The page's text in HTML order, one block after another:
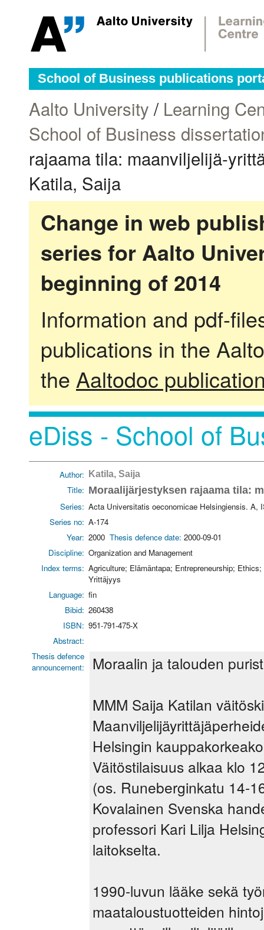
School of Business publications
Aalto University / Learning
School of Business
rajaama tila: maanviljelijä-
Katila, Saija
Change in web
series for Aalto
beginning of 2014
Information and pdf-
publications in the
the Aaltodoc
eDiss - School of
Author: Katila, Saija
Title: Moraalijärjestyksen rajaama tila:
Series: Acta Universitatis oeconomicae Helsingiensis. A,
Series no: A-174
Year: 2000 Thesis defence date: 2000-09-01
Discipline: Organization and Management
Index terms: Agriculture; Elämäntapa; Entrepreneurship;
Yrittäjyys
Language: fin
Bibid: 260438
ISBN: 951-791-475-X
Abstract:
Thesis defence
announcement:
Moraalin ja talouden
MMM Saija Katilan
Helsingin
Väitöstilaisuus alkaa klo
(os. Runeberginkatu 14-
Kovalainen Svenska
professori Kari Lilja
laitokselta.
1990-luvun lääke sekä
maataloustuotteiden